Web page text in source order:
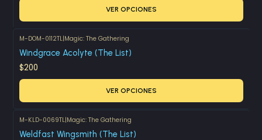
VER OPCIONES
M-DOM-0112TL|Magic: The Gathering
Windgrace Acolyte (The List)
$200
VER OPCIONES
M-KLD-0069TL|Magic: The Gathering
Weldfast Wingsmith (The List)